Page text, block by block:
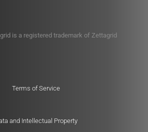
is a registered trademark of Zettagrid
Terms of Service
and Intellectual Property